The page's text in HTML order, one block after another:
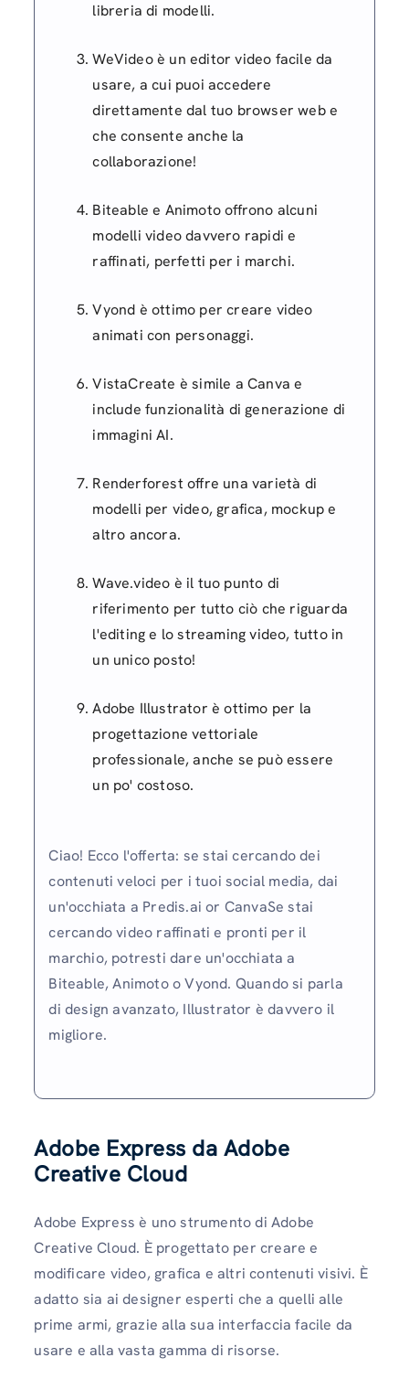
libreria di modelli.
WeVideo è un editor video facile da
usare, a cui puoi accedere
direttamente dal tuo browser web e
che consente anche la
collaborazione!
Biteable e Animoto offrono alcuni
modelli video davvero rapidi e
raffinati, perfetti per i marchi.
Vyond è ottimo per creare video
animati con personaggi.
VistaCreate è simile a Canva e
include funzionalità di generazione di
immagini AI.
Renderforest offre una varietà di
modelli per video, grafica, mockup e
altro ancora.
Wave.video è il tuo punto di
riferimento per tutto ciò che riguarda
l'editing e lo streaming video, tutto in
un unico posto!
Adobe Illustrator è ottimo per la
progettazione vettoriale
professionale, anche se può essere
un po' costoso.
Ciao! Ecco l'offerta: se stai cercando dei
contenuti veloci per i tuoi social media, dai
un'occhiata a Predis.ai or CanvaSe stai
cercando video raffinati e pronti per il
marchio, potresti dare un'occhiata a
Biteable, Animoto o Vyond. Quando si parla
di design avanzato, Illustrator è davvero il
migliore.
Adobe Express da Adobe
Creative Cloud
Adobe Express è uno strumento di Adobe
Creative Cloud. È progettato per creare e
modificare video, grafica e altri contenuti visivi. È
adatto sia ai designer esperti che a quelli alle
prime armi, grazie alla sua interfaccia facile da
usare e alla vasta gamma di risorse.